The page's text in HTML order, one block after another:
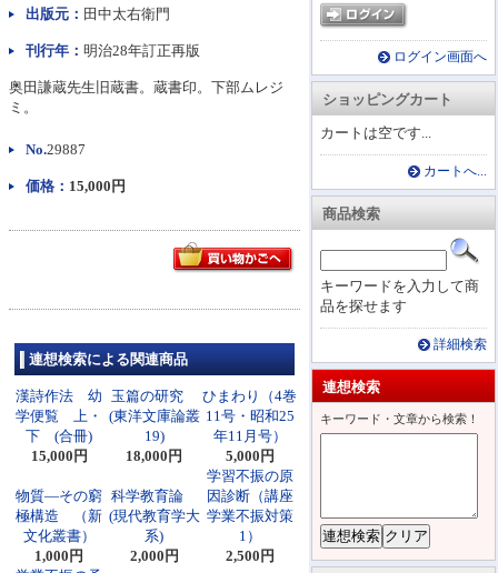
ログイン画面へ
ショッピングカート
カートは空です...
カートへ...
商品検索
キーワードを入力して商
品を探せます
詳細検索
連想検索
キーワード・文章から検索！
出版元： 田中太右衛門
刊行年： 明治28年訂正再版
奥田謙蔵先生旧蔵書。蔵書印。下部ムレジ
ミ。
No.29887
価格： 15,000円
連想検索による関連商品
漢詩作法 幼
学便覧 上・
下 (合冊)
15,000円
玉篇の研究
(東洋文庫論叢
19)
18,000円
ひまわり（4巻
11号・昭和25
年11月号）
5,000円
物質―その窮
極構造 （新
文化叢書）
1,000円
科学教育論
(現代教育学大
系)
2,000円
学習不振の原
因診断（講座
学業不振対策
1）
2,500円